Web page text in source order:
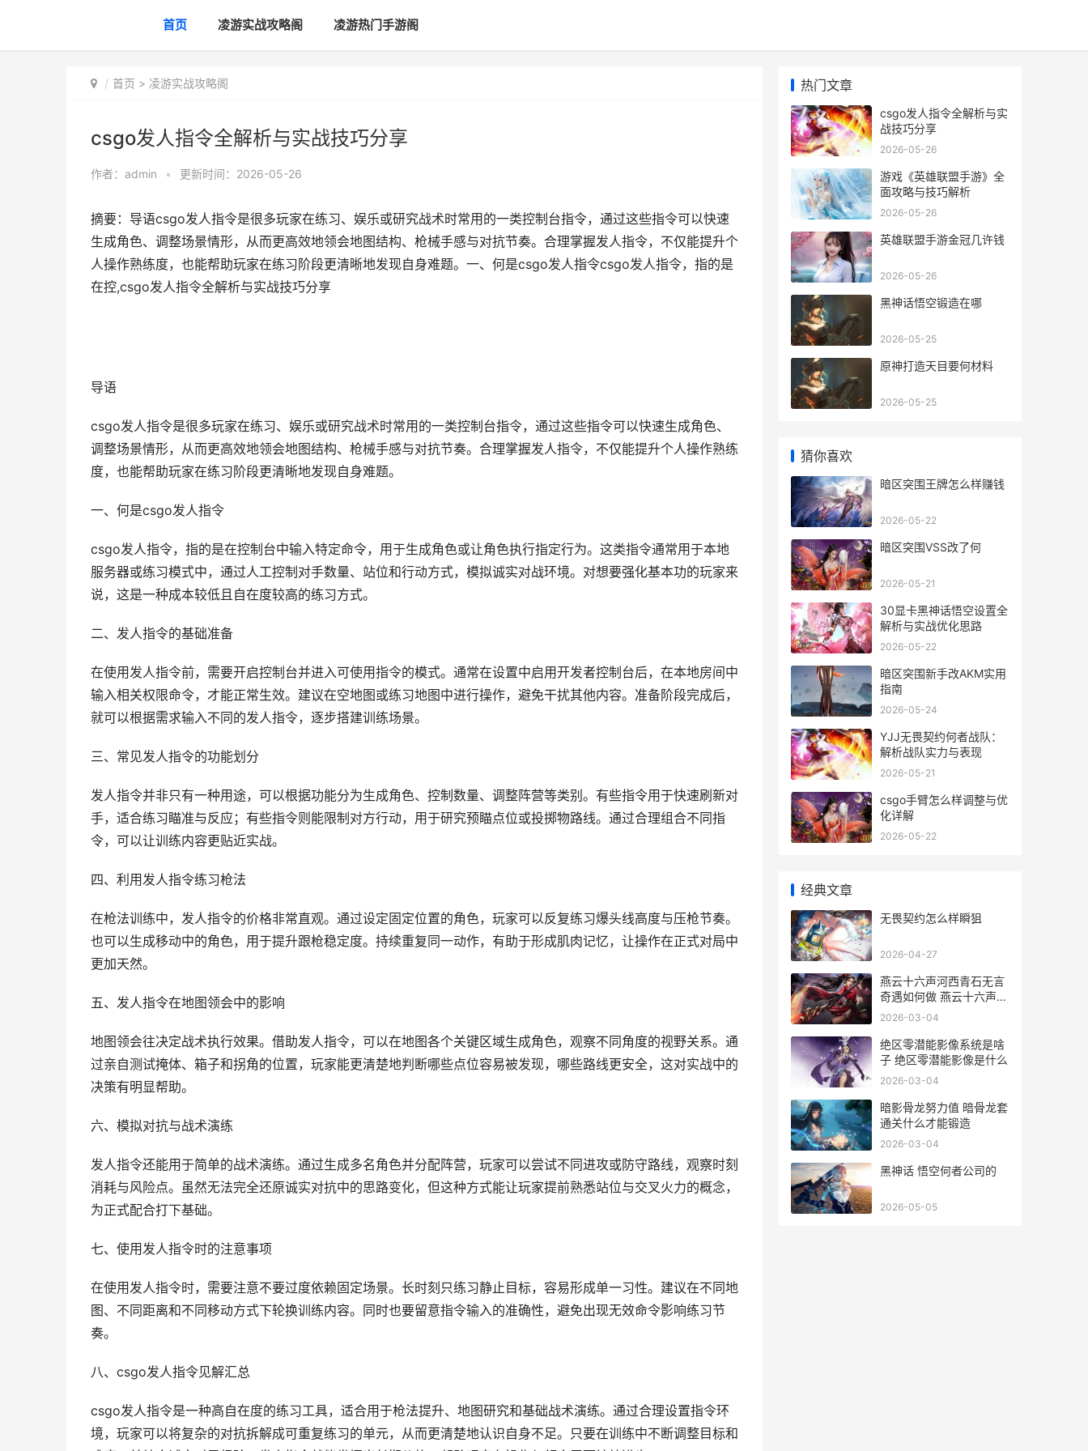
首页 凌游实战攻略阁 凌游热门手游阁
首页 > 凌游实战攻略阁
csgo发人指令全解析与实战技巧分享
作者： admin • 更新时间：2026-05-26
摘要：导语csgo发人指令是很多玩家在练习、娱乐或研究战术时常用的一类控制台指令，通过这些指令可以快速
生成角色、调整场景情形，从而更高效地领会地图结构、枪械手感与对抗节奏。合理掌握发人指令，不仅能提升个
人操作熟练度，也能帮助玩家在练习阶段更清晰地发现自身难题。一、何是csgo发人指令csgo发人指令，指的是
在控,csgo发人指令全解析与实战技巧分享
导语
csgo发人指令是很多玩家在练习、娱乐或研究战术时常用的一类控制台指令，通过这些指令可以快速生成角色、
调整场景情形，从而更高效地领会地图结构、枪械手感与对抗节奏。合理掌握发人指令，不仅能提升个人操作熟练
度，也能帮助玩家在练习阶段更清晰地发现自身难题。
一、何是csgo发人指令
csgo发人指令，指的是在控制台中输入特定命令，用于生成角色或让角色执行指定行为。这类指令通常用于本地
服务器或练习模式中，通过人工控制对手数量、站位和行动方式，模拟诚实对战环境。对想要强化基本功的玩家来
说，这是一种成本较低且自在度较高的练习方式。
二、发人指令的基础准备
在使用发人指令前，需要开启控制台并进入可使用指令的模式。通常在设置中启用开发者控制台后，在本地房间中
输入相关权限命令，才能正常生效。建议在空地图或练习地图中进行操作，避免干扰其他内容。准备阶段完成后，
就可以根据需求输入不同的发人指令，逐步搭建训练场景。
三、常见发人指令的功能划分
发人指令并非只有一种用途，可以根据功能分为生成角色、控制数量、调整阵营等类别。有些指令用于快速刷新对
手，适合练习瞄准与反应；有些指令则能限制对方行动，用于研究预瞄点位或投掷物路线。通过合理组合不同指
令，可以让训练内容更贴近实战。
四、利用发人指令练习枪法
在枪法训练中，发人指令的价格非常直观。通过设定固定位置的角色，玩家可以反复练习爆头线高度与压枪节奏。
也可以生成移动中的角色，用于提升跟枪稳定度。持续重复同一动作，有助于形成肌肉记忆，让操作在正式对局中
更加天然。
五、发人指令在地图领会中的影响
地图领会往决定战术执行效果。借助发人指令，可以在地图各个关键区域生成角色，观察不同角度的视野关系。通
过亲自测试掩体、箱子和拐角的位置，玩家能更清楚地判断哪些点位容易被发现，哪些路线更安全，这对实战中的
决策有明显帮助。
六、模拟对抗与战术演练
发人指令还能用于简单的战术演练。通过生成多名角色并分配阵营，玩家可以尝试不同进攻或防守路线，观察时刻
消耗与风险点。虽然无法完全还原诚实对抗中的思路变化，但这种方式能让玩家提前熟悉站位与交叉火力的概念，
为正式配合打下基础。
七、使用发人指令时的注意事项
在使用发人指令时，需要注意不要过度依赖固定场景。长时刻只练习静止目标，容易形成单一习性。建议在不同地
图、不同距离和不同移动方式下轮换训练内容。同时也要留意指令输入的准确性，避免出现无效命令影响练习节
奏。
八、csgo发人指令见解汇总
csgo发人指令是一种高自在度的练习工具，适合用于枪法提升、地图研究和基础战术演练。通过合理设置指令环
境，玩家可以将复杂的对抗拆解成可重复练习的单元，从而更清楚地认识自身不足。只要在训练中不断调整目标和
热门文章
csgo发人指令全解析与实
战技巧分享
2026-05-26
游戏《英雄联盟手游》全
面攻略与技巧解析
2026-05-26
英雄联盟手游金冠几许钱
2026-05-26
黑神话悟空锻造在哪
2026-05-25
原神打造天目要何材料
2026-05-25
猜你喜欢
暗区突围王牌怎么样赚钱
2026-05-22
暗区突围VSS改了何
2026-05-21
30显卡黑神话悟空设置全
解析与实战优化思路
2026-05-22
暗区突围新手改AKM实用
指南
2026-05-24
YJJ无畏契约何者战队：
解析战队实力与表现
2026-05-21
csgo手臂怎么样调整与优
化详解
2026-05-22
经典文章
无畏契约怎么样瞬狙
2026-04-27
燕云十六声河西青石无言
奇遇如何做 燕云十六声河
西怎么去
2026-03-04
绝区零潜能影像系统是啥
子 绝区零潜能影像是什么
2026-03-04
暗影骨龙努力值 暗骨龙套
通关什么才能锻造
2026-03-04
黑神话 悟空何者公司的
2026-05-05